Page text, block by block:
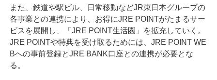
また、鉄道や駅ビル、日常移動などJR東日本グループの
各事業との連携により、お得にJRE POINTがたまるサー
ビスを展開し、「JRE POINT生活圏」を拡充していく。
JRE POINTや特典を受け取るためには、JRE POINT WE
Bへの事前登録とJRE BANK口座との連携が必要とな
る。